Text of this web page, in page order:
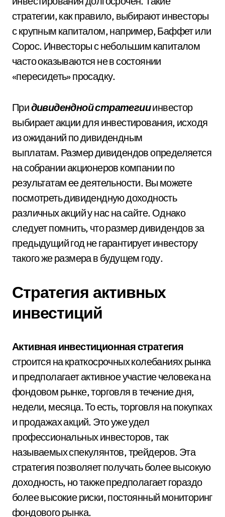
стратегии, как правило, выбирают инвесторы
с крупным капиталом, например, Баффет или
Сорос. Инвесторы с небольшим капиталом
часто оказываются не в состоянии
«пересидеть» просадку.
Придивидендной стратегииинвестор
выбирает акции для инвестирования, исходя
из ожиданий по дивидендным
выплатам. Размер дивидендов определяется
на собрании акционеров компании по
результатам ее деятельности. Вы можете
посмотреть дивидендную доходность
различных акций у нас на сайте. Однако
следует помнить, что размер дивидендов за
предыдущий год не гарантирует инвестору
такого же размера в будущем году.
Стратегия активных
инвестиций
Активная инвестиционная стратегия
строится на краткосрочных колебаниях рынка
и предполагает активное участие человека на
фондовом рынке, торговля в течение дня,
недели, месяца. То есть, торговля на покупках
и продажах акций. Это уже удел
профессиональных инвесторов, так
называемых спекулянтов, трейдеров. Эта
стратегия позволяет получать более высокую
доходность, но также предполагает гораздо
более высокие риски, постоянный мониторинг
фондового рынка.